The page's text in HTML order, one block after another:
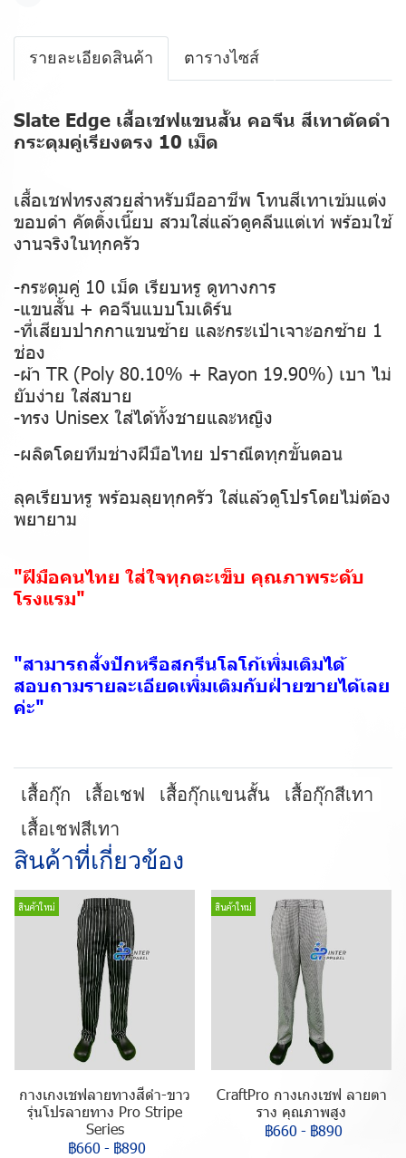
รายละเอียดสินค้า ตารางไซส์
Slate Edge เสื้อเชฟแขนสั้น คอจีน สีเทาตัดดำ
กระดุมคู่เรียงตรง 10 เม็ด
เสื้อเชฟทรงสวยสำหรับมืออาชีพ โทนสีเทาเข้มแต่ง
ขอบดำ คัตติ้งเนี๊ยบ สวมใส่แล้วดูคลีนแต่เท่ พร้อมใช้
งานจริงในทุกครัว
-กระดุมคู่ 10 เม็ด เรียบหรู ดูทางการ
-แขนสั้น + คอจีนแบบโมเดิร์น
-ที่เสียบปากกาแขนซ้าย และกระเป๋าเจาะอกซ้าย 1
ช่อง
-ผ้า TR (Poly 80.10% + Rayon 19.90%) เบา ไม่
ยับง่าย ใส่สบาย
-ทรง Unisex ใส่ได้ทั้งชายและหญิง
-ผลิตโดยทีมช่างฝีมือไทย ปราณีตทุกขั้นตอน
ลุคเรียบหรู พร้อมลุยทุกครัว ใส่แล้วดูโปรโดยไม่ต้อง
พยายาม
"ฝีมือคนไทย ใส่ใจทุกตะเข็บ คุณภาพระดับ
โรงแรม"
"สามารถสั่งปักหรือสกรีนโลโก้เพิ่มเติมได้
สอบถามรายละเอียดเพิ่มเติมกับฝ่ายขายได้เลย
ค่ะ"
เสื้อกุ๊ก เสื้อเชฟ เสื้อกุ๊กแขนสั้น
เสื้อกุ๊กสีเทา
เสื้อเชฟสีเทา
สินค้าที่เกี่ยวข้อง
สินค้าใหม่
กางเกงเชฟลายทางสีดำ-ขาว
รุ่นโปรลายทาง Pro Stripe
Series
฿660 - ฿890
สินค้าใหม่
CraftPro กางเกงเชฟ ลายตา
ราง คุณภาพสูง
฿660 - ฿890